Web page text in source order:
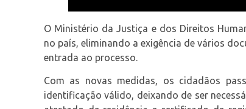
O Ministério da Justiça e dos Direitos
no país, eliminando a exigência de vários
entrada ao processo.
Com as novas medidas, os cidadãos
identificação válido, deixando de ser